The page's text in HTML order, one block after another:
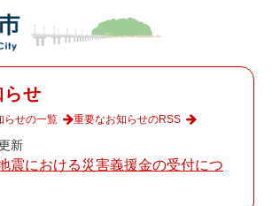
せ
新
震における災害義援金の受付につ
らせの一覧 重要なお知らせのRSS